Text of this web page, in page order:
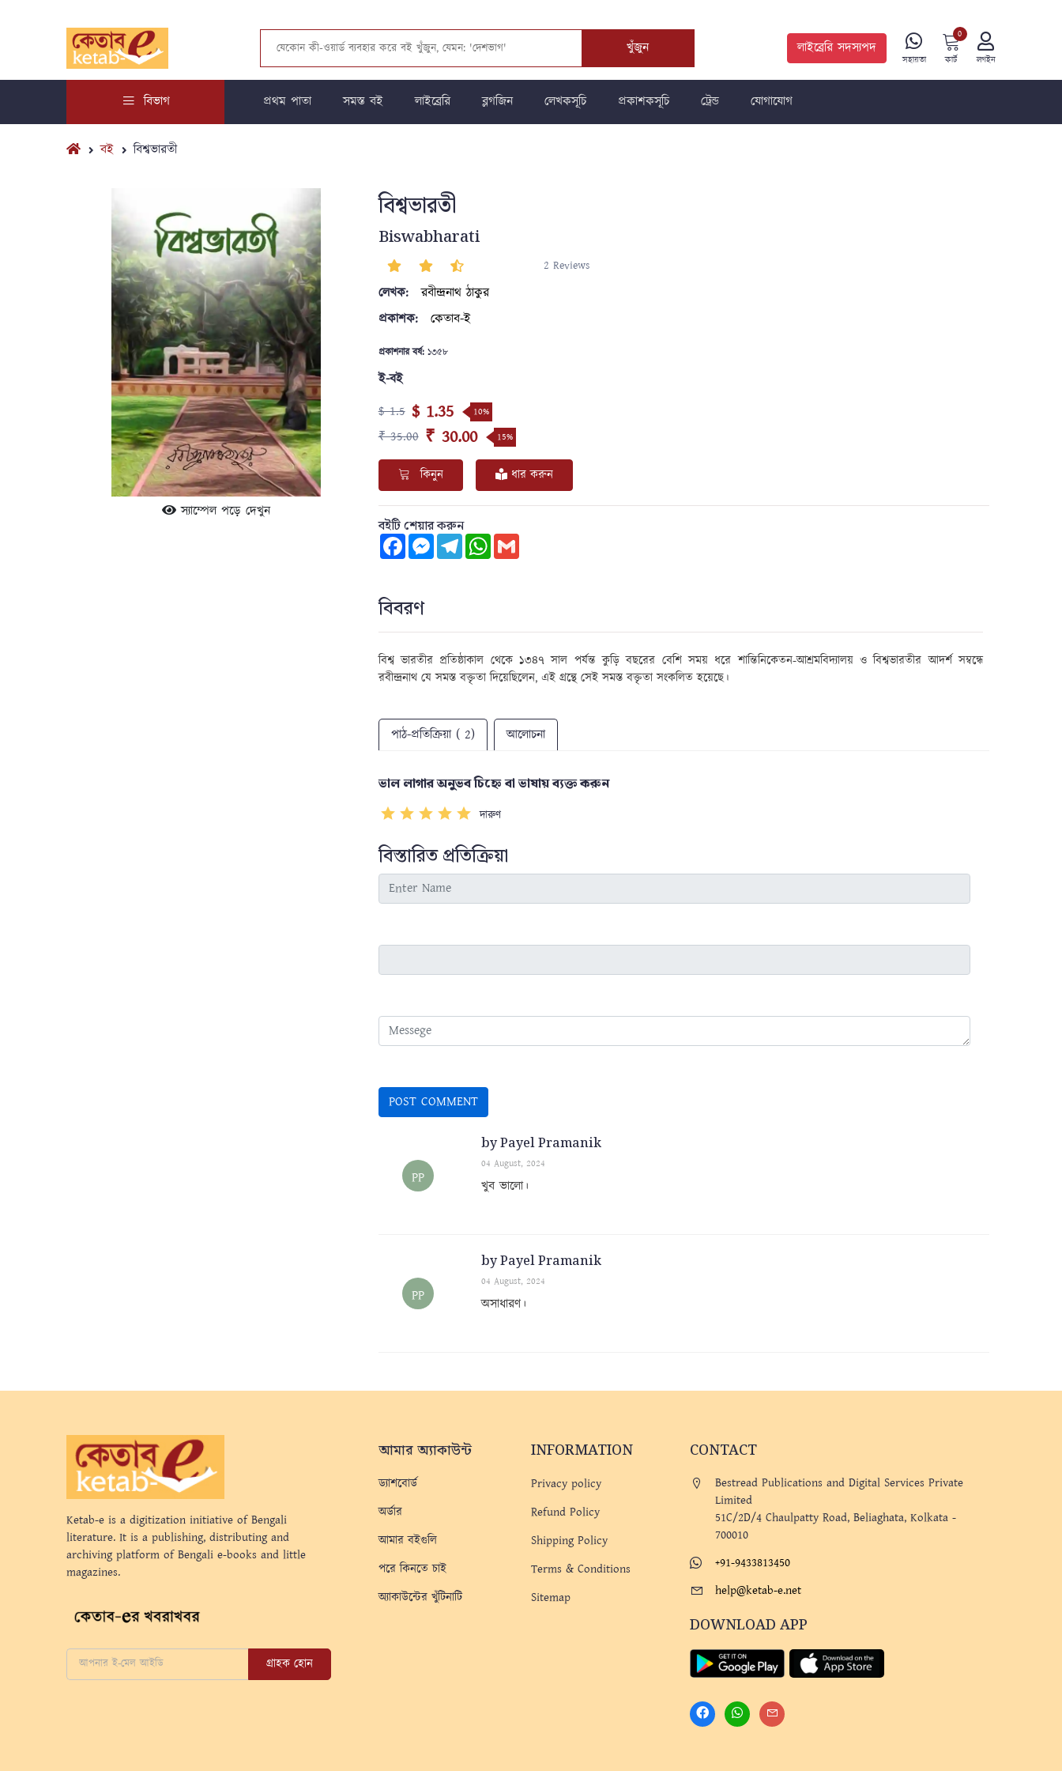
খুঁজুন লাইব্রেরি সদস্যপদ
সহায়তা কার্ট
0
লগইন
বিভাগ প্রথম পাতা সমস্ত বই লাইব্রেরি ব্লগজিন লেখকসূচি প্রকাশকসূচি ট্রেন্ড যোগাযোগ
বই বিশ্বভারতী
স্যাম্পেল পড়ে দেখুন
বিশ্বভারতী
Biswabharati
2 Reviews
লেখক:
রবীন্দ্রনাথ ঠাকুর
প্রকাশক:
কেতাব-ই
প্রকাশনার বর্ষ:১৩৫৮
ই-বই
$ 1.5 $ 1.35 10%
₹ 35.00 ₹ 30.00 15%
কিনুন ধার করুন
বইটি শেয়ার করুন
FacebookMessenger
TelegramWhatsApp
Gmail
বিবরণ
বিশ্ব ভারতীর প্রতিষ্ঠাকাল থেকে ১৩৪৭ সাল পর্যন্ত কুড়ি বছরের বেশি সময় ধরে শান্তিনিকেতন-আশ্রমবিদ্যালয় ও বিশ্বভারতীর আদর্শ সম্বন্ধে
রবীন্দ্রনাথ যে সমস্ত বক্তৃতা দিয়েছিলেন, এই গ্রন্থে সেই সমস্ত বক্তৃতা সংকলিত হয়েছে।
পাঠ-প্রতিক্রিয়া ( 2) আলোচনা
ভাল লাগার অনুভব চিহ্নে বা ভাষায় ব্যক্ত করুন
দারুণ
বিস্তারিত প্রতিক্রিয়া
PP
by Payel Pramanik
04 August, 2024
খুব ভালো।
PP
by Payel Pramanik
04 August, 2024
অসাধারণ।
Ketab-e is a digitization initiative of Bengali
literature. It is a publishing, distributing and
archiving platform of Bengali e-books and little
magazines.
গ্রাহক হোন
আমার অ্যাকাউন্ট
ড্যাশবোর্ড
অর্ডার
আমার বইগুলি
পরে কিনতে চাই
অ্যাকাউন্টের খুঁটিনাটি
INFORMATION
Privacy policy
Refund Policy
Shipping Policy
Terms & Conditions
Sitemap
CONTACT
Bestread Publications and Digital Services Private
Limited
51C/2D/4 Chaulpatty Road, Beliaghata, Kolkata -
700010
+91-9433813450
help@ketab-e.net
DOWNLOAD APP